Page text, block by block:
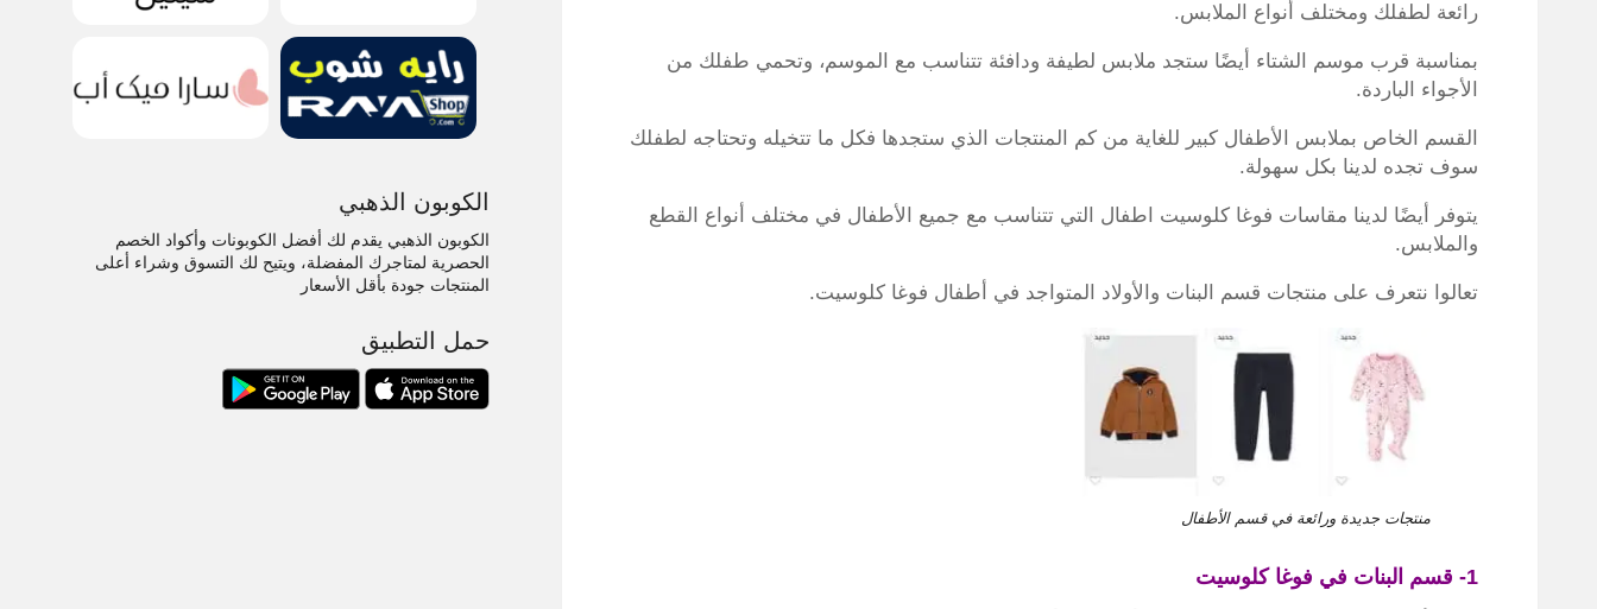
رائعة لطفلك ومختلف أنواع الملابس.
بمناسبة قرب موسم الشتاء أيضًا ستجد ملابس لطيفة ودافئة تتناسب مع الموسم، وتحمي طفلك من
الأجواء الباردة.
القسم الخاص بملابس الأطفال كبير للغاية من كم المنتجات الذي ستجدها فكل ما تتخيله وتحتاجه لطفلك
سوف تجده لدينا بكل سهولة.
يتوفر أيضًا لدينا مقاسات فوغا كلوسيت اطفال التي تتناسب مع جميع الأطفال في مختلف أنواع القطع
والملابس.
تعالوا نتعرف على منتجات قسم البنات والأولاد المتواجد في أطفال فوغا كلوسيت.
منتجات جديدة ورائعة في قسم الأطفال
1- قسم البنات في فوغا كلوسيت
الكوبون الذهبي
الكوبون الذهبي يقدم لك أفضل الكوبونات وأكواد الخصم
الحصرية لمتاجرك المفضلة، ويتيح لك التسوق وشراء أعلى
المنتجات جودة بأقل الأسعار
حمل التطبيق